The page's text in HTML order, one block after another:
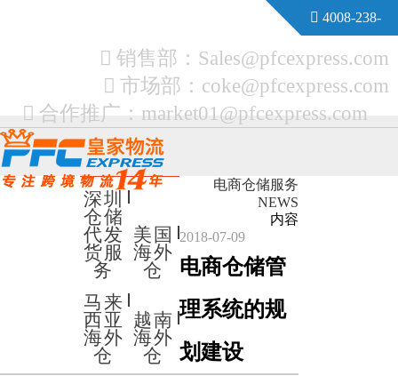
4008-238-
828 English
帮助支持
销售部： Sales@pfcexpress.com
市场部： coke@pfcexpress.com
合作推广： market01@pfcexpress.com
深圳
仓储
代发
货服
务
美国
海外
仓
马来
西亚
海外
仓
越南
海外
仓
电商仓储服务
NEWS
内容
2018-07-09
电商仓储管
理系统的规
划建设